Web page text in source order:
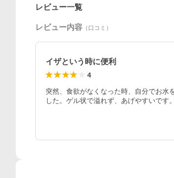
レビュー一覧
レビュー内容 （口コミ）
イザという時に便利
4
突然、食欲がなくなった時、自分でお水
した。ゲル状で溢れず、あげやすいです